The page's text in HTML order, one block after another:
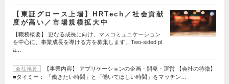
【東証グロース上場】HRTech／社会貢献
度が高い／市場規模拡大中
【職務概要】 更なる成長に向け、マスコミュニケーション
を中心に、事業成長を導ける方を募集します。Two-sided pl
a…
会社概要
【事業内容】 アプリケーションの企画・開発・運営 【会社の特徴】
■タイミー： 「働きたい時間」と「働いてほしい時間」をマッチン…